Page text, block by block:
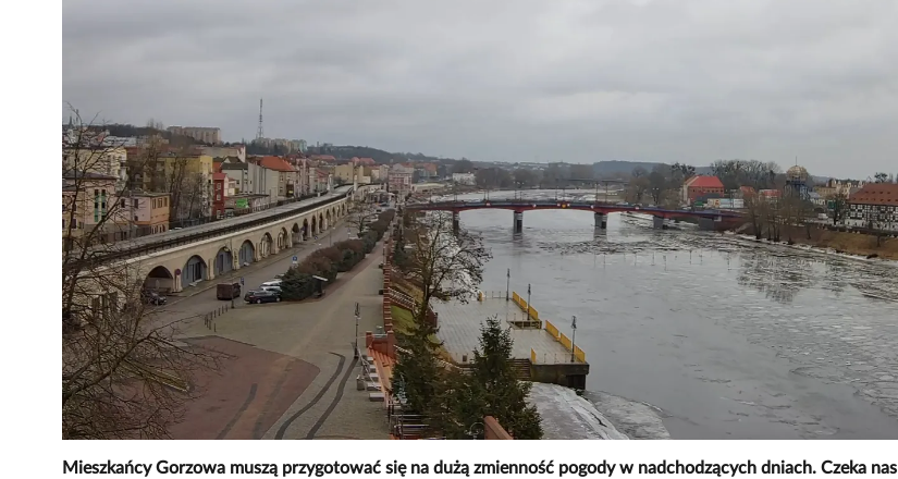
Mieszkańcy Gorzowa muszą przygotować się na dużą zmienność pogody w nadchodzących dniach. Czeka nas